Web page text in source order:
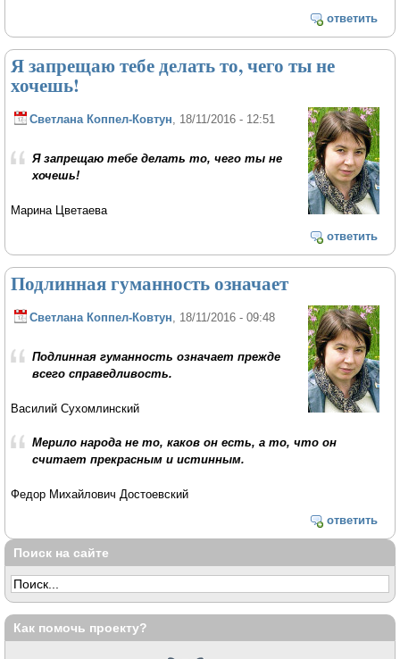
ответить
Я запрещаю тебе делать то, чего ты не
хочешь!
Светлана Коппел-Ковтун , 18/11/2016 - 12:51
Я запрещаю тебе делать то, чего ты не
хочешь!
Марина Цветаева
ответить
Подлинная гуманность означает
Светлана Коппел-Ковтун , 18/11/2016 - 09:48
Подлинная гуманность означает прежде
всего спра­ведливость.
Василий Сухомлинский
Мерило народа не то, каков он есть, а то, что он
считает прекрасным и истинным.
Федор Михайлович Достоевский
ответить
Поиск на сайте
Как помочь проекту?